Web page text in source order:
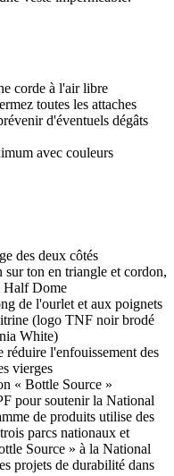
corde à l'air libre
toutes les attaches
d'éventuels dégâts
avec couleurs
des deux côtés
ton en triangle et cordon,
Half Dome
de l'ourlet et aux poignets
(logo TNF noir brodé
White)
l'enfouissement des
vierges
« Bottle Source »
pour soutenir la National
de produits utilise des
parcs nationaux et
Source » à la National
projets de durabilité dans